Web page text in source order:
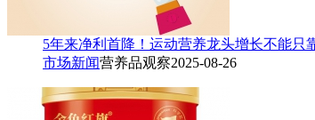
5年来净利首降！运动营养龙头增长不能只
市场新闻营养品观察2025-08-26